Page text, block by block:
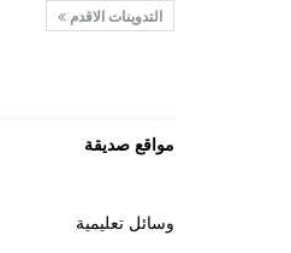
التدوينات الاقدم
مواقع صديقة
وسائل تعليمية